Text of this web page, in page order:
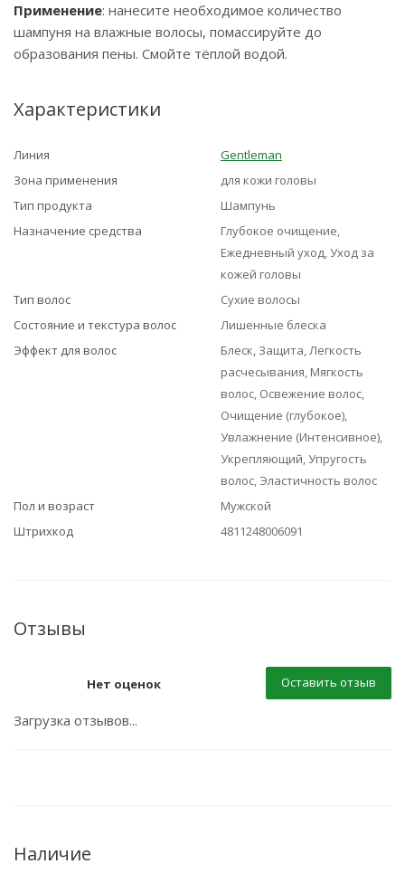
Применение: нанесите необходимое количество
шампуня на влажные волосы, помассируйте до
образования пены. Смойте тёплой водой.
Характеристики
Линия
Gentleman
Зона применения
для кожи головы
Тип продукта
Шампунь
Назначение средства
Глубокое очищение,
Ежедневный уход, Уход за
кожей головы
Тип волос
Сухие волосы
Состояние и текстура волос
Лишенные блеска
Эффект для волос
Блеск, Защита, Легкость
расчесывания, Мягкость
волос, Освежение волос,
Очищение (глубокое),
Увлажнение (Интенсивное),
Укрепляющий, Упругость
волос, Эластичность волос
Пол и возраст
Мужской
Штрихкод
4811248006091
Отзывы
Нет оценок Оставить отзыв
Загрузка отзывов...
Наличие